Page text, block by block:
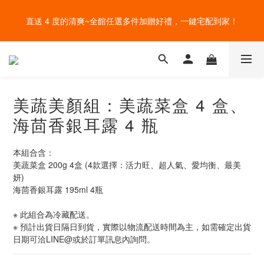
吃菜~
給爸爸一錠超能力~全館滿額加贈祕魯瑪卡錠，父親節好好感謝~
吃菜~
美蔬美顏組：美蔬菜盒 4 盒、
海茴香銀耳露 4 瓶
本組合含：
美蔬菜盒 200g 4盒 (4款選擇：活力旺、超人氣、愛均衡、最美
妍)
海茴香銀耳露 195ml 4瓶
※ 此組合為冷藏配送。
※ 預計出貨日隔日到貨，實際以物流配送時間為主，如需確定出貨
日期可洽LINE@或於訂單訊息內詢問。